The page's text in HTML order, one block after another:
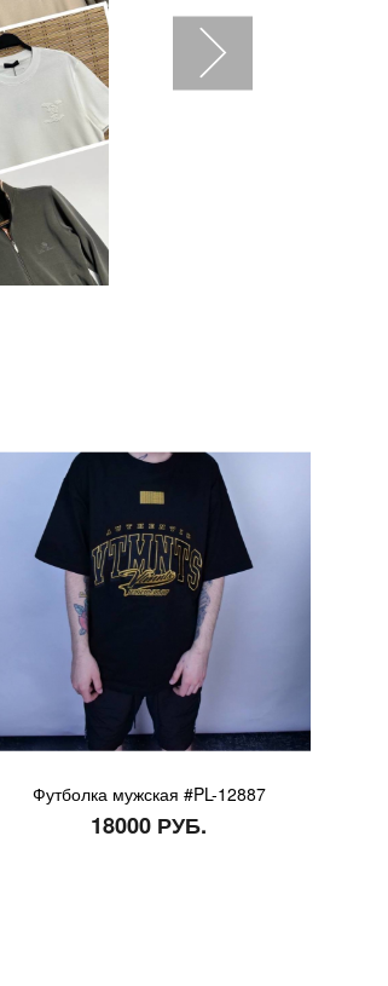
Футболка мужская #PL-12887
18000 РУБ.